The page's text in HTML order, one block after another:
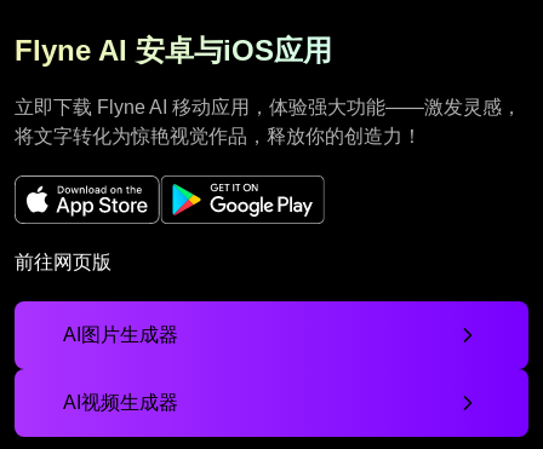
Flyne AI 安卓与iOS应用
立即下载 Flyne AI 移动应用，体验强大功能——激发灵感，
将文字转化为惊艳视觉作品，释放你的创造力！
前往网页版
AI图片生成器
AI视频生成器